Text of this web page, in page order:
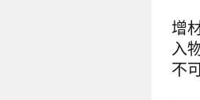
增
入
不